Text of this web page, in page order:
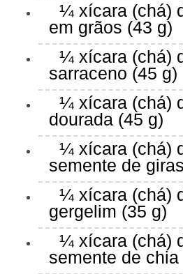
¼ xícara (chá)
em grãos (43 g)
¼ xícara (chá)
sarraceno (45 g)
¼ xícara (chá)
dourada (45 g)
¼ xícara (chá)
semente de
¼ xícara (chá)
gergelim (35 g)
¼ xícara (chá)
semente de chia